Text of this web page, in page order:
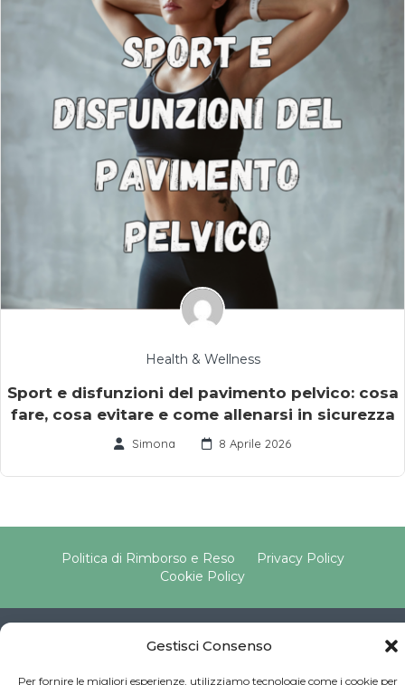
Gestisci Consenso
Per fornire le migliori esperienze, utilizziamo tecnologie come i cookie per
Health & Wellness
Sport e disfunzioni del pavimento pelvico: cosa
fare, cosa evitare e come allenarsi in sicurezza
Simona 8 Aprile 2026
Politica di Rimborso e Reso
Privacy Policy
Cookie Policy
Copyright © 2025 Pavimento Pelvico Italia beAPPI srl |
P.IVA: 16569171008 | Email PEC: